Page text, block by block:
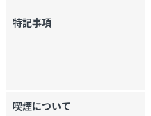
特記事項
喫煙について